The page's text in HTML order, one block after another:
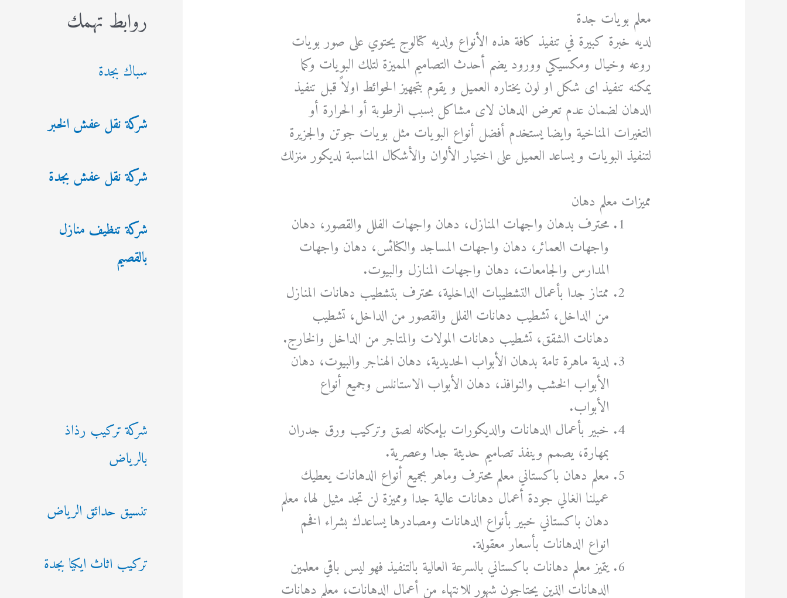
معلم بويات جدة
لديه خبرة كبيرة في تنفيذ كافة هذه الأنواع ولديه كتالوج يحتوي على صور بويات
روعه وخيال ومكسيكي وورود يضم أحدث التصاميم المميزة لتلك البويات وكما
يمكنه تنفيذ اى شكل او لون يختاره العميل و يقوم بتجهيز الحوائط اولاً قبل تنفيذ
الدهان لضمان عدم تعرض الدهان لاى مشاكل بسبب الرطوبة أو الحرارة أو
التغيرات المناخية وايضا يستخدم أفضل أنواع البويات مثل بويات جوتن والجزيرة
لتنفيذ البويات و يساعد العميل على اختيار الألوان والأشكال المناسبة لديكور منزلك
مميزات معلم دهان
محترف بدهان واجهات المنازل، دهان واجهات الفلل والقصور، دهان
واجهات العمائر، دهان واجهات المساجد والكنائس، دهان واجهات
المدارس والجامعات، دهان واجهات المنازل والبيوت.
ممتاز جدا بأعمال التشطيبات الداخلية، محترف بتشطيب دهانات المنازل
من الداخل، تشطيب دهانات الفلل والقصور من الداخل، تشطيب
دهانات الشقق، تشطيب دهانات المولات والمتاجر من الداخل والخارج.
لدية ماهرة تامة بدهان الأبواب الحديدية، دهان الهناجر والبيوت، دهان
الأبواب الخشب والنوافذ، دهان الأبواب الاستانلس وجميع أنواع
الأبواب.
خبير بأعمال الدهانات والديكورات بإمكانه لصق وتركيب ورق جدران
بمهارة، يصمم وينفذ تصاميم حديثة جدا وعصرية.
معلم دهان باكستاني معلم محترف وماهر بجميع أنواع الدهانات يعطيك
عميلنا الغالي جودة أعمال دهانات عالية جدا ومميزة لن تجد مثيل لها، معلم
دهان باكستاني خبير بأنواع الدهانات ومصادرها يساعدك بشراء افخم
انواع الدهانات بأسعار معقولة.
يتميز معلم دهانات باكستاني بالسرعة العالية بالتنفيذ فهو ليس باقي معلمين
الدهانات الذين يحتاجون شهور للانتهاء من أعمال الدهانات، معلم دهانات
روابط تهمك
سباك بجدة
شركة نقل عفش الخبر
شركة نقل عفش بجدة
شركة تنظيف منازل
بالقصيم
شركة تركيب رذاذ
بالرياض
تنسيق حدائق الرياض
تركيب اثاث ايكيا بجدة